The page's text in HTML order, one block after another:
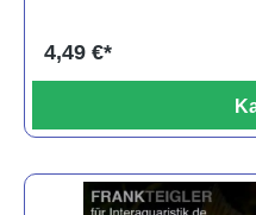
4,49 €*